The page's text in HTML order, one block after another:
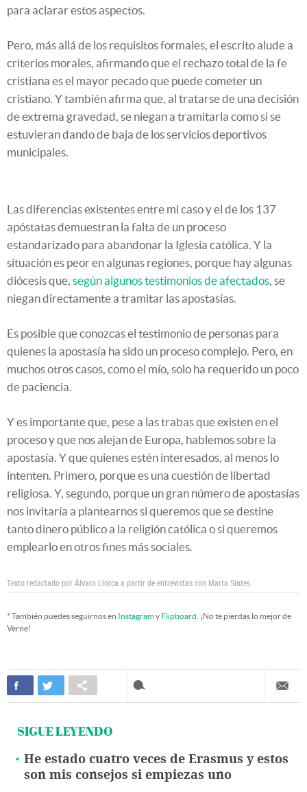
para aclarar estos aspectos.
Pero, más allá de los requisitos formales, el escrito alude a
criterios morales, afirmando que el rechazo total de la fe
cristiana es el mayor pecado que puede cometer un
cristiano. Y también afirma que, al tratarse de una decisión
de extrema gravedad, se niegan a tramitarla como si se
estuvieran dando de baja de los servicios deportivos
municipales.
Las diferencias existentes entre mi caso y el de los 137
apóstatas demuestran la falta de un proceso
estandarizado para abandonar la Iglesia católica. Y la
situación es peor en algunas regiones, porque hay algunas
diócesis que, según algunos testimonios de afectados , se
niegan directamente a tramitar las apostasías.
Es posible que conozcas el testimonio de personas para
quienes la apostasía ha sido un proceso complejo. Pero, en
muchos otros casos, como el mío, solo ha requerido un poco
de paciencia.
Y es importante que, pese a las trabas que existen en el
proceso y que nos alejan de Europa, hablemos sobre la
apostasía. Y que quienes estén interesados, al menos lo
intenten. Primero, porque es una cuestión de libertad
religiosa. Y, segundo, porque un gran número de apostasías
nos invitaría a plantearnos si queremos que se destine
tanto dinero público a la religión católica o si queremos
emplearlo en otros fines más sociales.
Texto redactado por Álvaro Llorca a partir de entrevistas con Marta Sintes.
* También puedes seguirnos en Instagramy Flipboard . ¡No te pierdas lo mejor de
Verne!
SIGUE LEYENDO
He estado cuatro veces de Erasmus y estos
son mis consejos si empiezas uno